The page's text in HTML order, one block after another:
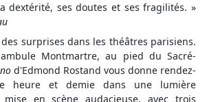
dextérité, ses doutes et ses fragilités. »
surprises dans les théâtres parisiens.
Montmartre, au pied du Sacré-
d'Edmond Rostand vous donne rendez-
heure et demie dans une lumière
en scène audacieuse, avec trois